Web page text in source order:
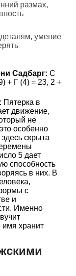
размах,
умение
Садбарг: С
+ Г (4) = 23, 2 +
Пятерка в
движение,
не
особенно
скрыта
5 дает
способность
в них. В
с
и
Именно
имя хранит